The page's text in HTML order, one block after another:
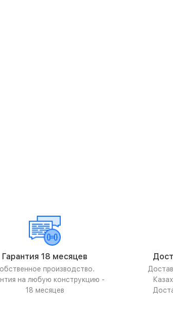
Гарантия 18 месяцев
производство.
на любую конструкцию -
18 месяцев